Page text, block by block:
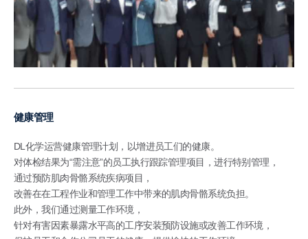
健康管理
DL化学运营健康管理计划，以增进员工们的健康。
对体检结果为“需注意”的员工执行跟踪管理项目，进行特别管理，
通过预防肌肉骨骼系统疾病项目，
改善在在工程作业和管理工作中带来的肌肉骨骼系统负担。
此外，我们通过测量工作环境，
针对有害因素暴露水平高的工序安装预防设施或改善工作环境，